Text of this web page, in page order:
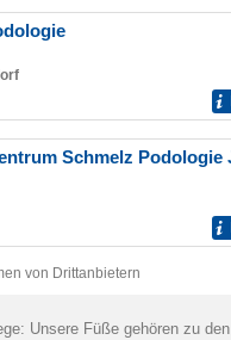
von Drittanbietern
Unsere Füße gehören zu den